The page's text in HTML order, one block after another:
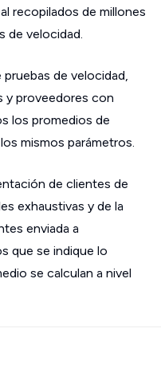
recopilados de millones
de velocidad.
de velocidad,
y proveedores con
los promedios de
mismos parámetros.
de clientes de
exhaustivas y de la
enviada a
que se indique lo
se calculan a nivel